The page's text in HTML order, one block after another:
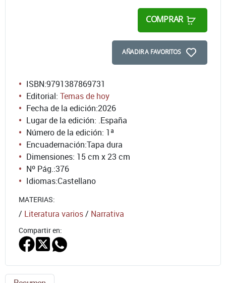
COMPRAR
AÑADIR A FAVORITOS
ISBN:9791387869731
Editorial: Temas de hoy
Fecha de la edición:2026
Lugar de la edición: .España
Número de la edición: 1ª
Encuadernación:Tapa dura
Dimensiones: 15 cm x 23 cm
Nº Pág.:376
Idiomas:Castellano
MATERIAS:
/ Literatura varios/ Narrativa
Compartir en: